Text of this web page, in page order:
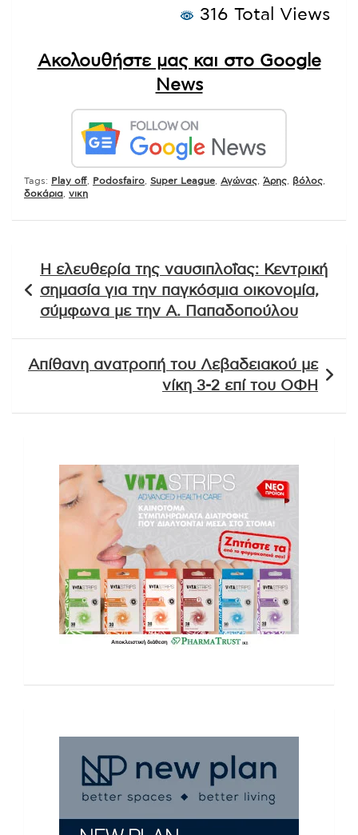
316 Total Views
Ακολουθήστε μας και στο Google
News
Tags: Play off Podosfairo Super League Αγώνας Άρης βόλος
δοκάρια νικη
άρθρων
Η ελευθερία της ναυσιπλοΐας: Κεντρική
σημασία για την παγκόσμια οικονομία,
σύμφωνα με την Α. Παπαδοπούλου
Απίθανη ανατροπή του Λεβαδειακού με
νίκη 3-2 επί του ΟΦΗ